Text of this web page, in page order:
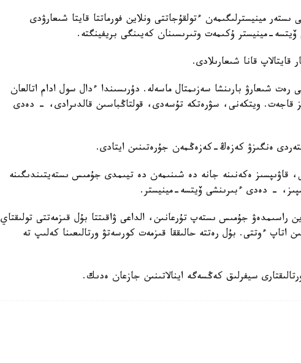
مينيسترلىگىمەن ءتولقۇجاتتى ونلاين فورماتتا قايتا شىعارۋدى
مينيستر ۇكىمەت وتىرىسىنان كەيىنگى بريفينگتە.
قايتالاپ قانا شىعارىلادى.
رەت شىعارۋ بارىنشا سەزىمتال ماسەلە. دۇرىسىندا ءدال سول ادام اتالعان
قاجەت. ويتكەنى، سۋرەتكە تۇسەدى، قولتاڭباسىن قالدىرادى، - دەدى
ەنگىزۋ كەزەڭ-كەزەڭمەن جۇرەتىنىن ايتادى.
قاۋىپسىز ەكەنىنە جانە دە شىنىمەن دە تيىمدى جۇمىس ىستەيتىندىگىنە
- دەدى ءبىرىنشى ۆيتسە-مينيستر.
راسىمدەۋ جۇمىس ىستەپ تۇرعانىن، الداعى ۋاقىتتا بۇل قىزمەتتى تولىقتاي
اتاپ ءوتتى. بۇل رەتتە حالىققا قىزمەت كورسەتۋ ورتالىعىنا كەلىپ تە
سيفرلىق كەڭسەگە اينالاتىنىن جازعان ەدىك.